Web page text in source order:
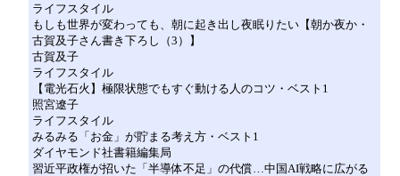
ライフスタイル
もしも世界が変わっても、朝に起き出し夜眠りたい【朝か夜か・
古賀及子さん書き下ろし（3）】
古賀及子
ライフスタイル
【電光石火】極限状態でもすぐ動ける人のコツ・ベスト1
照宮遼子
ライフスタイル
みるみる「お金」が貯まる考え方・ベスト1
ダイヤモンド社書籍編集局
習近平政権が招いた「半導体不足」の代償…中国AI戦略に広がる